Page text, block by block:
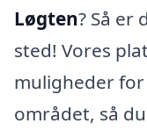
Løgten? Så er
sted! Vores
muligheder
området, så